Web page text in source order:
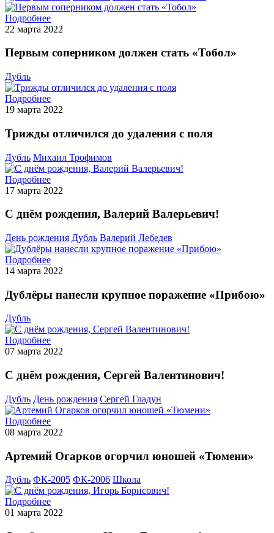
Подробнее
22 марта 2022
Первым соперником должен стать «Тобол»
Дубль
Подробнее
19 марта 2022
Трижды отличился до удаления с поля
Дубль Михаил Трофимов
Подробнее
17 марта 2022
С днём рождения, Валерий Валерьевич!
День рождения Дубль Валерий Лебедев
Подробнее
14 марта 2022
Дублёры нанесли крупное поражение «Прибою»
Дубль
Подробнее
07 марта 2022
С днём рождения, Сергей Валентинович!
Дубль День рождения Сергей Гладун
Подробнее
08 марта 2022
Артемий Огарков огорчил юношей «Тюмени»
Дубль ФК-2005 ФК-2006 Школа
Подробнее
01 марта 2022